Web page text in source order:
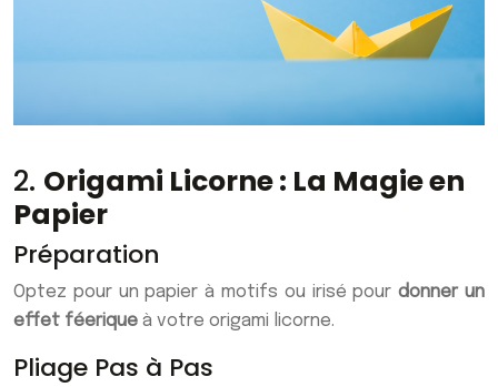
2. Origami Licorne : La Magie en
Papier
Préparation
Optez pour un papier à motifs ou irisé pourdonner un
effet féerique à votre origami licorne.
Pliage Pas à Pas